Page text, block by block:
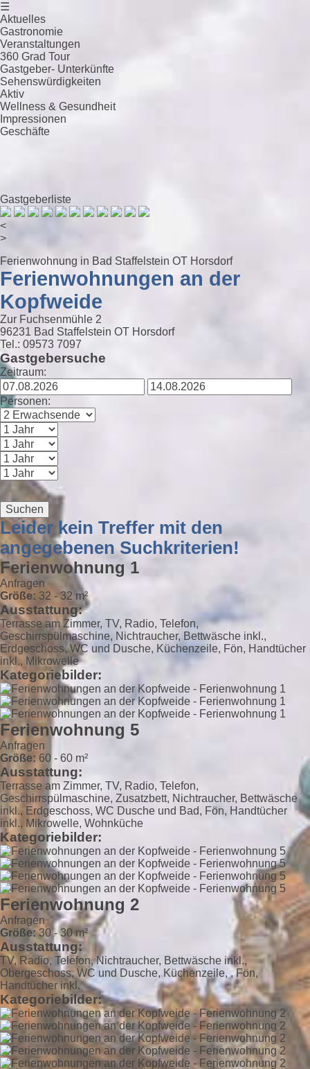
☰
Aktuelles
Gastronomie
Veranstaltungen
360 Grad Tour
Gastgeber- Unterkünfte
Sehenswürdigkeiten
Aktiv
Wellness & Gesundheit
Impressionen
Geschäfte
Gastgeberliste
<
>
Ferienwohnung in Bad Staffelstein OT Horsdorf
Ferienwohnungen an der
Kopfweide
Zur Fuchsenmühle 2
96231 Bad Staffelstein OT Horsdorf
Tel.: 09573 7097
Gastgebersuche
Zeitraum:
Personen:
Suchen
Leider kein Treffer mit den
angegebenen Suchkriterien!
Ferienwohnung 1
Anfragen
Größe: 32 - 32 m²
Ausstattung:
Terrasse am Zimmer, TV, Radio, Telefon,
Geschirrspülmaschine, Nichtraucher, Bettwäsche inkl.,
Erdgeschoss, WC und Dusche, Küchenzeile, Fön, Handtücher
inkl., Mikrowelle
Kategoriebilder:
Ferienwohnung 5
Anfragen
Größe: 60 - 60 m²
Ausstattung:
Terrasse am Zimmer, TV, Radio, Telefon,
Geschirrspülmaschine, Zusatzbett, Nichtraucher, Bettwäsche
inkl., Erdgeschoss, WC Dusche und Bad, Fön, Handtücher
inkl., Mikrowelle, Wohnküche
Kategoriebilder:
Ferienwohnung 2
Anfragen
Größe:30 - 30 m²
Ausstattung:
TV, Radio, Telefon, Nichtraucher, Bettwäsche inkl.,
Obergeschoss, WC und Dusche, Küchenzeile, , Fön,
Handtücher inkl.
Kategoriebilder: